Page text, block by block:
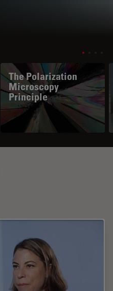
The Polarization
Microscopy
Principle